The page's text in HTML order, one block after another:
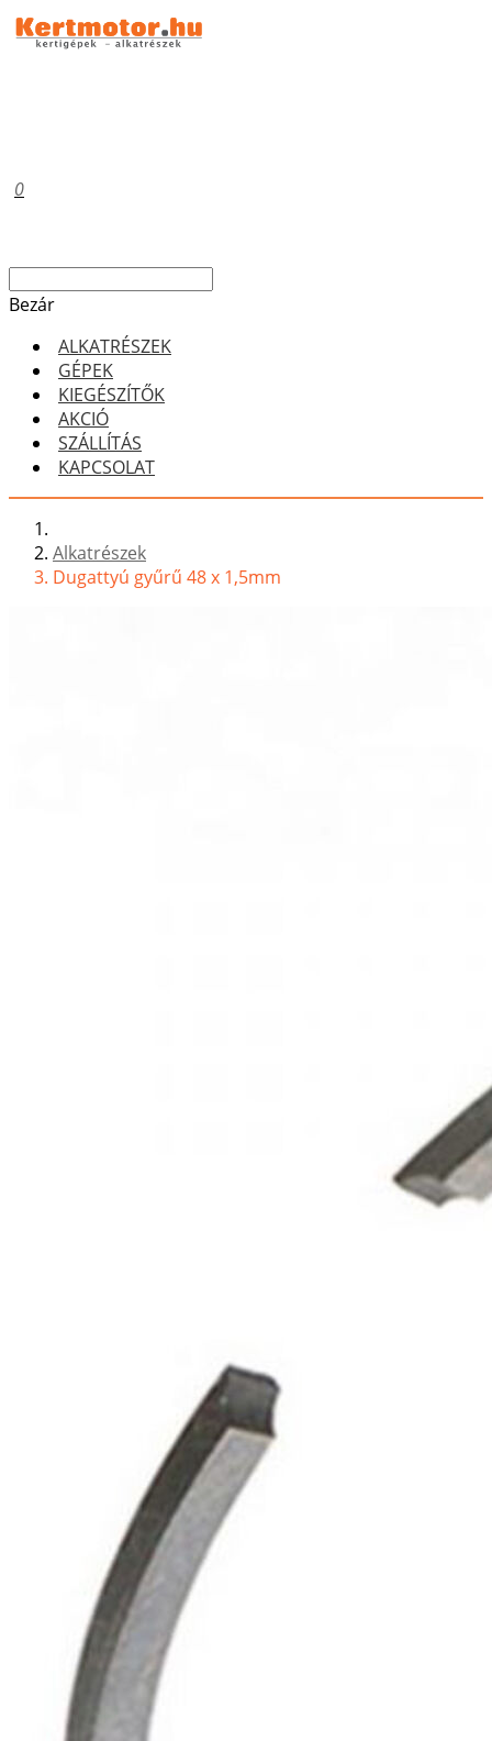
0
Bezár
ALKATRÉSZEK
GÉPEK
KIEGÉSZÍTŐK
AKCIÓ
SZÁLLÍTÁS
KAPCSOLAT
Alkatrészek
Dugattyú gyűrű 48 x 1,5mm